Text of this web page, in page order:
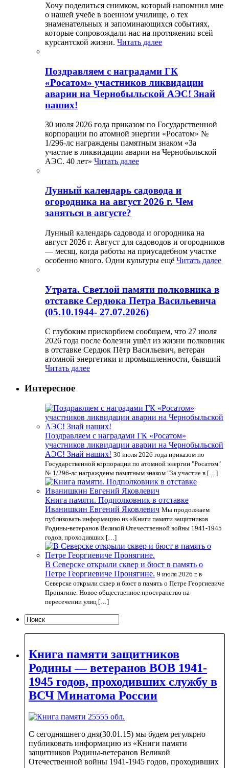
Хочу поделиться снимком, который напомнил мне
о нашей учебе в военном училище, о тех
знаменательных и запоминающихся событиях,
которые сопровождали нас на протяжении всей
курсантской жизни. Читать далее
Поздравляем с наградами ГК
«Росатом» участников ликвидации
аварии на Чернобыльской АЭС! Знай
наших!
30 июля 2026 года приказом по Государственной
корпорации по атомной энергии «Росатом» №
1/296-лс награждены памятным знаком «За
участие в ликвидации аварии на Чернобыльской
АЭС. 40 лет» Читать далее
Лунный календарь садовода и
огородника на август 2026 г. Чем
заняться в августе?
Лунный календарь садовода и огородника на
август 2026 г. Август для садоводов и огородников
— месяц, когда работы на приусадебном участке
особенно много. Одни культуры ещё Читать далее
Утрата. Светлой памяти полковника в
отставке Сердюка Петра Васильевича
(05.10.1944- 27.07.2026)
С глубоким прискорбием сообщаем, что 27 июля
2026 года после болезни ушёл из жизни полковник
в отставке Сердюк Пётр Васильевич, ветеран
атомной энергетики и промышленности, бывший
Читать далее
Интересное
Поздравляем с наградами ГК «Росатом»
участников ликвидации аварии на Чернобыльской
АЭС! Знай наших! 30 июля 2026 года приказом по
Государственной корпорации по атомной энергии "Росатом"
№ 1/296-лс награждены памятным знаком "За участие в […]
Книга памяти. Подполковник в отставке
Иванишкин Евгений Яковлевич Мы продолжаем
публиковать информацию из «Книги памяти защитников
Родины-ветеранов Великой Отечественной войны 1941-1945
годов, проходивших […]
В Северске открыли сквер и бюст в память о
Петре Георгиевиче Пронягине. 9 июля 2026 г. в
Северске открыли сквер и бюст в память о Петре Георгиевиче
Пронягине. Новое общественное пространство на
пересечении улиц […]
Книга памяти защитников
Родины — ветеранов ВОВ 1941-
1945 годов, проходивших службу в
ВСЧ Минатома России
С сегодняшнего дня(30.01.15) мы будем регулярно
публиковать информацию из «Книги памяти
защитников Родины-ветеранов Великой
Отечественной войны 1941-1945 годов, проходивших